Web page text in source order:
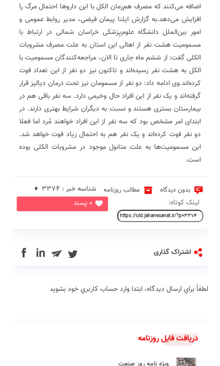
اضافه می‌کنند که مصرف هم‌زمان الکل با این داروها احتمال مرگ را
افزایش می‌دهد.به گزارش ایلنا پیمان فیضی، مدیر روابط عمومی و
امور بین‌الملل دانشگاه علوم‌پزشکی خراسان شمالی در ارتباط با
مسمومیت هشت نفر از اهالی این استان به علت مصرف مشروبات
الکلی گفت: از ششم ماه جاری تا الان، مراجعه‌کنندگان مسمومیت با
الکل به هشت نفر رسیده‌اند و تاکنون نیز دو نفر از این تعداد فوت
کرده‌اند.وی ادامه داد: دو نفر از مسمومان نیز تحت درمان دیالیز قرار
گرفته‌اند و یک نفر از این افراد حال وخیمی دارد. سه نفر باقی هم در
بیمارستان بستری هستند و نسبت به دیگران شرایط بهتری دارند. در
ابتدای امر مشخص بود که سه نفر از این افراد خواهند مُرد اما فعلا
دو نفر فوت کرده‌اند و یک نفر هم به احتمال زیاد فوت خواهد شد.
این مسمومیت‌ها به علت متانول موجود در مشروبات الکلی بوده
است.
بدون دیدگاه مطالب روزنامه
0 پسند
شناسه خبر : 3374 ♦
لینک کوتاه:
اشتراک گذاری in
لطفاً براي ارسال دیدگاه، ابتدا وارد حساب كاربري خود بشويد
دریافت فایل روزنامه
ویژه نامه روز صنعت